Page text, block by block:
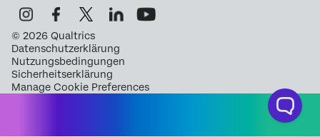
© 2026 Qualtrics
Datenschutzerklärung
Nutzungsbedingungen
Sicherheitserklärung
Manage Cookie Preferences